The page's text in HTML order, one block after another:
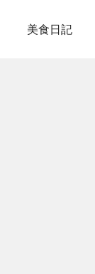
美食日記